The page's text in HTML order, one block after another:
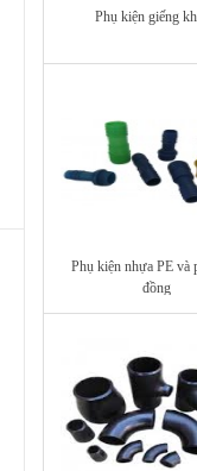
Phụ kiện giếng
Phụ kiện nhựa PE và
đồng